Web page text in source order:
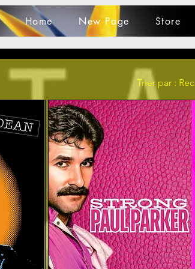
Home New Page Store
Trier par :